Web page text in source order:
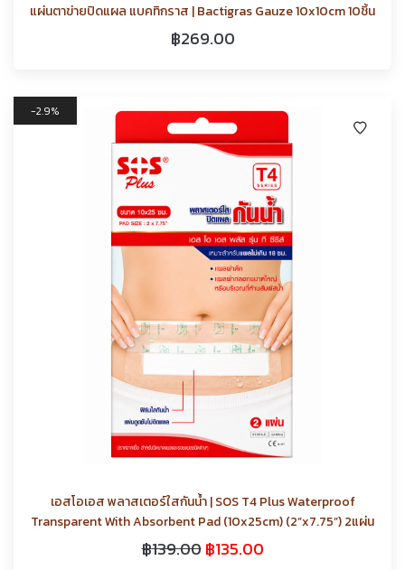
แผ่นตาข่ายปิดแผล แบคทิกราส | Bactigras Gauze 10x10cm 10ชิ้น
฿269.00
2.9%
เอสโอเอส พลาสเตอร์ใสกันน้ำ | SOS T4 Plus Waterproof
Transparent With Absorbent Pad (10x25cm) (2”x7.75”) 2แผ่น
฿139.00 ฿135.00